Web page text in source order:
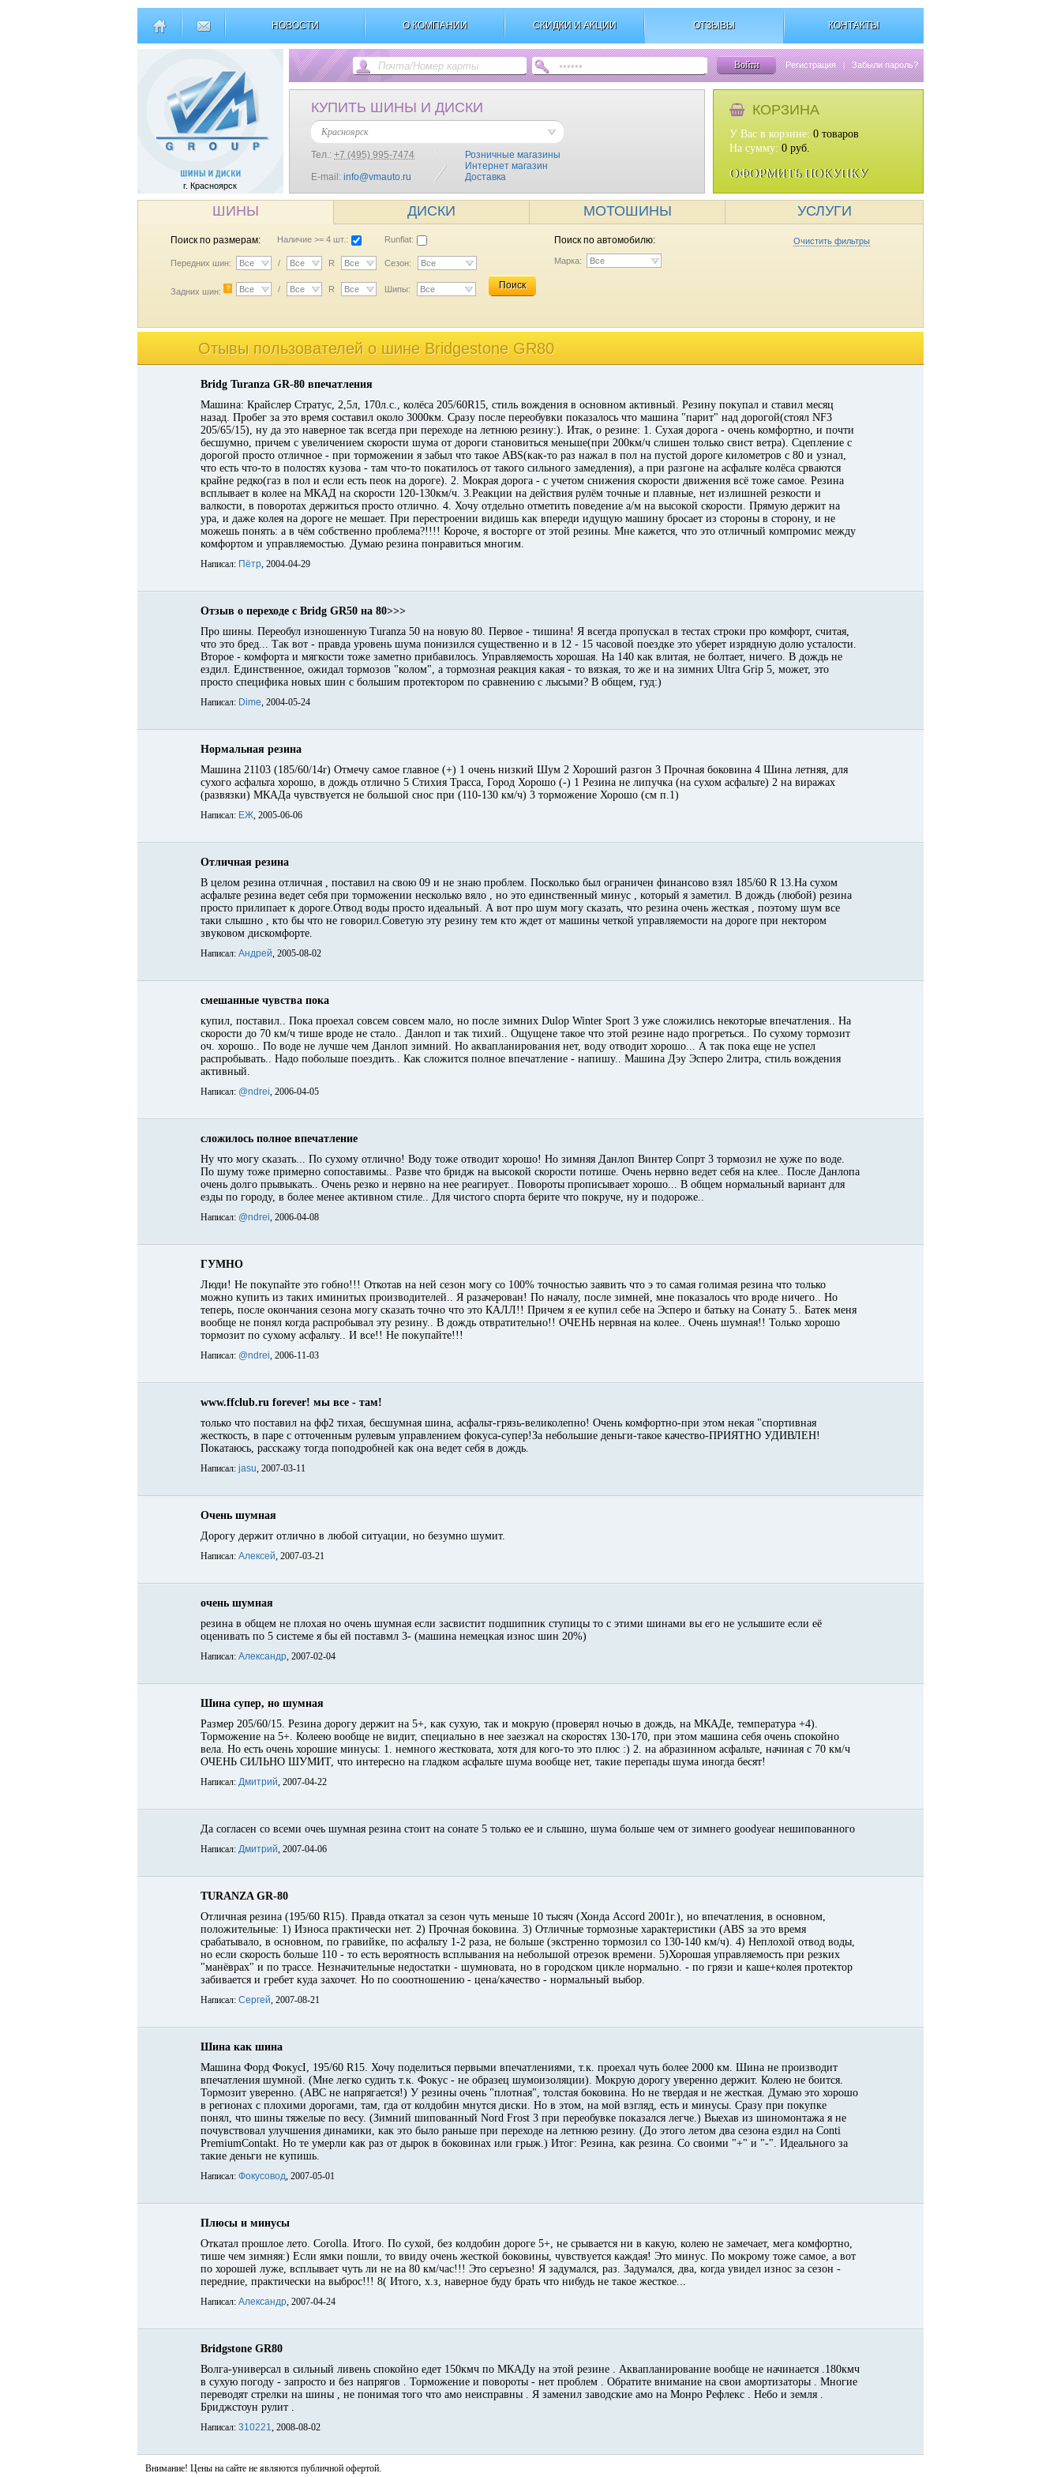
НОВОСТИ О КОМПАНИИ СКИДКИ И АКЦИИ ОТЗЫВЫ КОНТАКТЫ
г. Красноярск
Войти Регистрация | Забыли пароль?
КУПИТЬ ШИНЫ И ДИСКИ
Красноярск
Тел.: +7 (495) 995-7474
E-mail: info@vmauto.ru
Розничные магазины
Интернет магазин
Доставка
КОРЗИНА
У Вас в корзине: 0 товаров
На сумму: 0 руб.
ОФОРМИТЬ ПОКУПКУ
ШИНЫ ДИСКИ МОТОШИНЫ УСЛУГИ
Поиск по размерам: Наличие >= 4 шт.: Runflat:
Передних шин: Все / Все R Все Сезон: Все
Задних шин: ? Все / Все R Все Шипы: Все Поиск
Поиск по автомобилю: Очистить фильтры
Марка: Все
Отывы пользователей o шине Bridgestone GR80
Bridg Turanza GR-80 впечатления
Машина: Крайслер Стратус, 2,5л, 170л.с., колёса 205/60R15, стиль вождения в основном активный. Резину покупал и ставил месяц
назад. Пробег за это время составил около 3000км. Сразу после переобувки показалось что машина "парит" над дорогой(стоял NF3
205/65/15), ну да это наверное так всегда при переходе на летнюю резину:). Итак, о резине: 1. Сухая дорога - очень комфортно, и почти
бесшумно, причем с увеличением скорости шума от дороги становиться меньше(при 200км/ч слишен только свист ветра). Сцепление с
дорогой просто отличное - при торможении я забыл что такое ABS(как-то раз нажал в пол на пустой дороге километров с 80 и узнал,
что есть что-то в полостях кузова - там что-то покатилось от такого сильного замедления), а при разгоне на асфальте колёса срваются
крайне редко(газ в пол и если есть пеок на дороге). 2. Мокрая дорога - с учетом снижения скорости движения всё тоже самое. Резина
всплывает в колее на МКАД на скорости 120-130км/ч. 3.Реакции на действия рулём точные и плавные, нет излишней резкости и
валкости, в поворотах держиться просто отлично. 4. Хочу отдельно отметить поведение а/м на высокой скорости. Прямую держит на
ура, и даже колея на дороге не мешает. При перестроении видишь как впереди идущую машину бросает из стороны в сторону, и не
можешь понять: а в чём собственно проблема?!!!! Короче, я восторге от этой резины. Мне кажется, что это отличный компромис между
комфортом и управляемостью. Думаю резина понравиться многим.
Написал: Пётр, 2004-04-29
Отзыв о переходе с Bridg GR50 на 80>>>
Про шины. Переобул изношенную Turanza 50 на новую 80. Первое - тишина! Я всегда пропускал в тестах строки про комфорт, считая,
что это бред... Так вот - правда уровень шума понизился существенно и в 12 - 15 часовой поездке это уберет изрядную долю усталости.
Второе - комфорта и мягкости тоже заметно прибавилось. Управляемость хорошая. На 140 как влитая, не болтает, ничего. В дождь не
ездил. Единственное, ожидал тормозов "колом", а тормозная реакция какая - то вязкая, то же и на зимних Ultra Grip 5, может, это
просто специфика новых шин с большим протектором по сравнению с лысыми? В общем, гуд:)
Написал: Dime, 2004-05-24
Нормальная резина
Машина 21103 (185/60/14r) Отмечу самое главное (+) 1 очень низкий Шум 2 Хороший разгон 3 Прочная боковина 4 Шина летняя, для
сухого асфальта хорошо, в дождь отлично 5 Стихия Трасса, Город Хорошо (-) 1 Резина не липучка (на сухом асфальте) 2 на виражах
(развязки) МКАДа чувствуется не большой снос при (110-130 км/ч) 3 торможение Хорошо (см п.1)
Написал: ЕЖ, 2005-06-06
Отличная резина
В целом резина отличная , поставил на свою 09 и не знаю проблем. Посколько был ограничен финансово взял 185/60 R 13.На сухом
асфальте резина ведет себя при торможении несколько вяло , но это единственный минус , который я заметил. В дождь (любой) резина
просто прилипает к дороге.Отвод воды просто идеальный. А вот про шум могу сказать, что резина очень жесткая , поэтому шум все
таки слышно , кто бы что не говорил.Советую эту резину тем кто ждет от машины четкой управляемости на дороге при нектором
звуковом дискомфорте.
Написал: Андрей, 2005-08-02
смешанные чувства пока
купил, поставил.. Пока проехал совсем совсем мало, но после зимних Dulop Winter Sport 3 уже сложились некоторые впечатления.. На
скорости до 70 км/ч тише вроде не стало.. Данлоп и так тихий.. Ощущене такое что этой резине надо прогреться.. По сухому тормозит
оч. хорошо.. По воде не лучше чем Данлоп зимний. Но аквапланирования нет, воду отводит хорошо... А так пока еще не успел
распробывать.. Надо побольше поездить.. Как сложится полное впечатление - напишу.. Машина Дэу Эсперо 2литра, стиль вождения
активный.
Написал: @ndrei, 2006-04-05
сложилось полное впечатление
Ну что могу сказать... По сухому отлично! Воду тоже отводит хорошо! Но зимняя Данлоп Винтер Сопрт 3 тормозил не хуже по воде.
По шуму тоже примерно сопоставимы.. Разве что бридж на высокой скорости потише. Очень нервно ведет себя на клее.. После Данлопа
очень долго прывыкать.. Очень резко и нервно на нее реагирует.. Повороты прописывает хорошо... В общем нормальный вариант для
езды по городу, в более менее активном стиле.. Для чистого спорта берите что покруче, ну и подороже..
Написал: @ndrei, 2006-04-08
ГУМНО
Люди! Не покупайте это гобно!!! Откотав на ней сезон могу со 100% точностью заявить что э то самая голимая резина что только
можно купить из таких иминитых производителей.. Я разачерован! По началу, после зимней, мне показалось что вроде ничего.. Но
теперь, после окончания сезона могу сказать точно что это КАЛЛ!! Причем я ее купил себе на Эсперо и батьку на Сонату 5.. Батек меня
вообще не понял когда распробывал эту резину.. В дождь отвратительно!! ОЧЕНЬ нервная на колее.. Очень шумная!! Только хорошо
тормозит по сухому асфальту.. И все!! Не покупайте!!!
Написал: @ndrei, 2006-11-03
www.ffclub.ru forever! мы все - там!
только что поставил на фф2 тихая, бесшумная шина, асфальт-грязь-великолепно! Очень комфортно-при этом некая "спортивная
жесткость, в паре с отточенным рулевым управлением фокуса-супер!За небольшие деньги-такое качество-ПРИЯТНО УДИВЛЕН!
Покатаюсь, расскажу тогда поподробней как она ведет себя в дождь.
Написал: jasu, 2007-03-11
Очень шумная
Дорогу держит отлично в любой ситуации, но безумно шумит.
Написал: Алексей, 2007-03-21
очень шумная
резина в общем не плохая но очень шумная если засвистит подшипник ступицы то с этими шинами вы его не услышите если её
оценивать по 5 системе я бы ей поставмл 3- (машина немецкая износ шин 20%)
Написал: Александр, 2007-02-04
Шина супер, но шумная
Размер 205/60/15. Резина дорогу держит на 5+, как сухую, так и мокрую (проверял ночью в дождь, на МКАДе, температура +4).
Торможение на 5+. Колеею вообще не видит, специально в нее заезжал на скоростях 130-170, при этом машина себя очень спокойно
вела. Но есть очень хорошие минусы: 1. немного жестковата, хотя для кого-то это плюс :) 2. на абразинном асфальте, начиная с 70 км/ч
ОЧЕНЬ СИЛЬНО ШУМИТ, что интересно на гладком асфальте шума вообще нет, такие перепады шума иногда бесят!
Написал: Дмитрий, 2007-04-22
Да согласен со всеми очеь шумная резина стоит на сонате 5 только ее и слышно, шума больше чем от зимнего goodyear нешипованного
Написал: Дмитрий, 2007-04-06
TURANZA GR-80
Отличная резина (195/60 R15). Правда откатал за сезон чуть меньше 10 тысяч (Хонда Аccord 2001г.), но впечатления, в основном,
положительные: 1) Износа практически нет. 2) Прочная боковина. 3) Отличные тормозные характеристики (ABS за это время
срабатывало, в основном, по гравийке, по асфальту 1-2 раза, не больше (экстренно тормозил со 130-140 км/ч). 4) Неплохой отвод воды,
но если скорость больше 110 - то есть вероятность всплывания на небольшой отрезок времени. 5)Хорошая управляемость при резких
"манёврах" и по трассе. Незначительные недостатки - шумновата, но в городском цикле нормально. - по грязи и каше+колея протектор
забивается и гребет куда захочет. Но по сооотношению - цена/качество - нормальный выбор.
Написал: Сергей, 2007-08-21
Шина как шина
Машина Форд ФокусI, 195/60 R15. Хочу поделиться первыми впечатлениями, т.к. проехал чуть более 2000 км. Шина не производит
впечатления шумной. (Мне легко судить т.к. Фокус - не образец шумоизоляции). Мокрую дорогу уверенно держит. Колею не боится.
Тормозит уверенно. (АВС не напрягается!) У резины очень "плотная", толстая боковина. Но не твердая и не жесткая. Думаю это хорошо
в регионах с плохими дорогами, там, гда от колдобин мнутся диски. Но в этом, на мой взгляд, есть и минусы. Сразу при покупке
понял, что шины тяжелые по весу. (Зимний шипованный Nord Frost 3 при переобувке показался легче.) Выехав из шиномонтажа я не
почувствовал улучшения динамики, как это было раньше при переходе на летнюю резину. (До этого летом два сезона ездил на Conti
PremiumContakt. Но те умерли как раз от дырок в боковинах или грыж.) Итог: Резина, как резина. Со своими "+" и "-". Идеального за
такие деньги не купишь.
Написал: Фокусовод, 2007-05-01
Плюсы и минусы
Откатал прошлое лето. Corolla. Итого. По сухой, без колдобин дороге 5+, не срывается ни в какую, колею не замечает, мега комфортно,
тише чем зимняя:) Если ямки пошли, то ввиду очень жесткой боковины, чувствуется каждая! Это минус. По мокрому тоже самое, а вот
по хорошей луже, всплывает чуть ли не на 80 км/час!!! Это серъезно! Я задумался, раз. Задумался, два, когда увидел износ за сезон -
передние, практически на выброс!!! 8( Итого, х.з, наверное буду брать что нибудь не такое жесткое...
Написал: Александр, 2007-04-24
Bridgstone GR80
Волга-универсал в сильный ливень спокойно едет 150кмч по МКАДу на этой резине . Аквапланирование вообще не начинается .180кмч
в сухую погоду - запросто и без напрягов . Торможение и повороты - нет проблем . Обратите внимание на свои амортизаторы . Многие
переводят стрелки на шины , не понимая того что амо неисправны . Я заменил заводские амо на Монро Рефлекс . Небо и земля .
Бриджстоун рулит .
Написал: 310221, 2008-08-02
Внимание! Цены на сайте не являются публичной офертой.